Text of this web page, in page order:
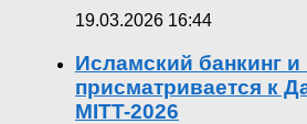
19.03.2026 16:44
Исламский банкинг
присматривается к
MITT-2026